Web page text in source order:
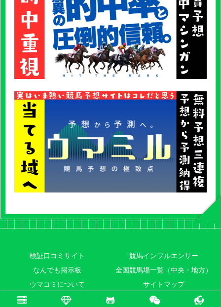
検証口コミサイト
競馬インフルエンサー
なんでも掲示板
全国競馬場一覧（中央・地方）
ウマコミについて
サイトマップ
© 2023 ウマコミ｜失敗しない競馬予想のススメ.